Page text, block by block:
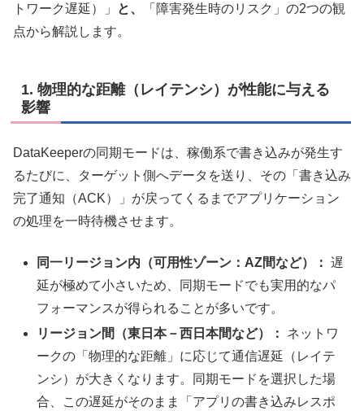
トワーク遅延）」
と、
「障害発生時のリスク」の2つの観
点から解説します。
1. 物理的な距離（レイテンシ）が性能に与える
影響
DataKeeperの同期モードは、稼働系で書き込みが発生す
るたびに、ターゲット側へデータを送り、その「書き込み
完了通知（ACK）」が戻ってくるまでアプリケーション
の処理を一時待機させます。
同一リージョン内（可用性ゾーン：AZ間など）： 遅
延が極めて小さいため、同期モードでも実用的なパ
フォーマンスが得られることが多いです。
リージョン間（東日本－西日本間など）：
ネットワ
ークの「物理的な距離」に応じて通信遅延（レイテ
ンシ）が大きくなります。同期モードを選択した場
合、この遅延がそのまま「アプリの書き込みレスポ